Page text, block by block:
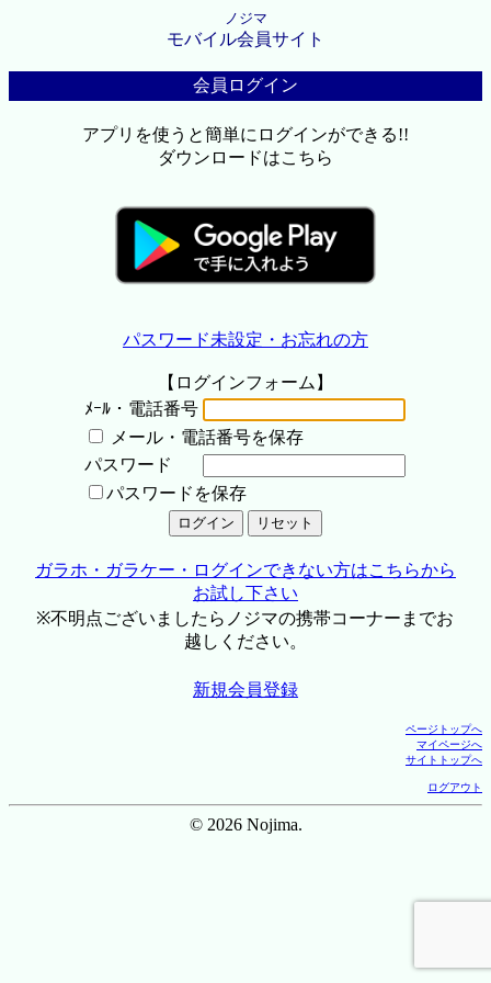
ノジマ
モバイル会員サイト
会員ログイン
アプリを使うと簡単にログインができる!!
ダウンロードはこちら
パスワード未設定・お忘れの方
【ログインフォーム】
ﾒｰﾙ・電話番号
メール・電話番号を保存
パスワード
パスワードを保存
ガラホ・ガラケー・ログインできない方はこちらから
お試し下さい
※不明点ございましたらノジマの携帯コーナーまでお
越しください。
新規会員登録
ページトップへ
マイページへ
サイトトップへ
ログアウト
© 2026 Nojima.